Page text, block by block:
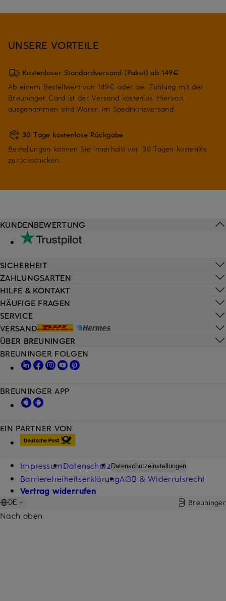
UNSERE VORTEILE
Kostenloser Standardversand (Paket) ab 149€
Ab einem Bestellwert von 149€ oder bei Zahlung mit der
Breuninger Card ist der Versand kostenlos. Hiervon
ausgenommen sind Waren im Speditionsversand.
30 Tage kostenlose Rückgabe
Bestellungen können Sie innerhalb von 30 Tagen kostenlos
zurückschicken.
HILFE & KONTAKT
HÄUFIGE FRAGEN
SERVICE
VERSAND
KUNDENBEWERTUNG
SICHERHEIT
ZAHLUNGSARTEN
ÜBER BREUNINGER
EIN PARTNER VON
BREUNINGER FOLGEN
BREUNINGER APP
ImpressumDatenschutz Datenschutzeinstellungen
BarrierefreiheitserklärungAGB & Widerrufsrecht
Vertrag widerrufen
DE Breuninger
Nach oben